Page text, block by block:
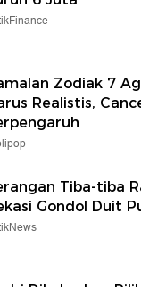
Zodiak 7
Realistis,
Tiba-tiba
Gondol Duit